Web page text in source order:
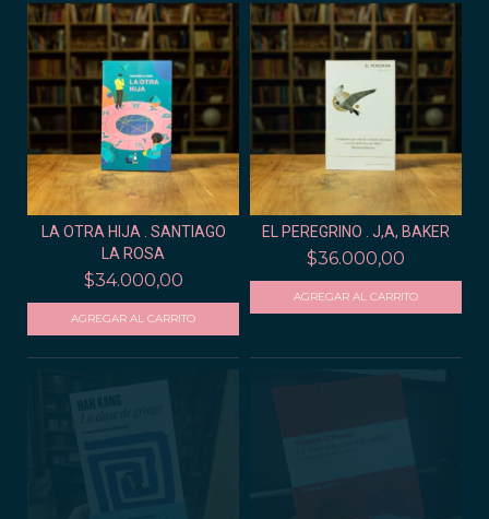
LA OTRA HIJA . SANTIAGO
LA ROSA
$34.000,00
EL PEREGRINO . J,A, BAKER
$36.000,00